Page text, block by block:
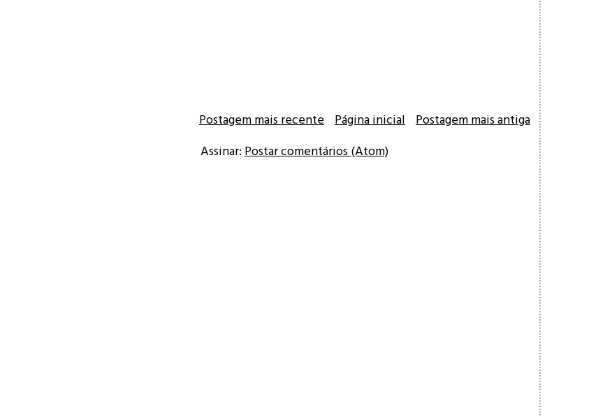
Postagem mais recente Postagem mais antiga
Página inicial
Assinar: Postar comentários (Atom)